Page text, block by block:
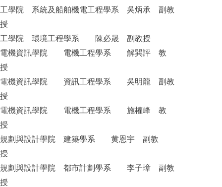
工學院 系統及船舶機電工程學系 吳炳承 副教
授
工學院 環境工程學系 陳必晟 副教授
電機資訊學院 電機工程學系 解巽評 教
授
電機資訊學院 資訊工程學系 吳明龍 副教
授
電機資訊學院 電機工程學系 施權峰 教
授
規劃與設計學院 建築學系 黄恩宇 副教
授
規劃與設計學院 都市計劃學系 李子璋 副教
授